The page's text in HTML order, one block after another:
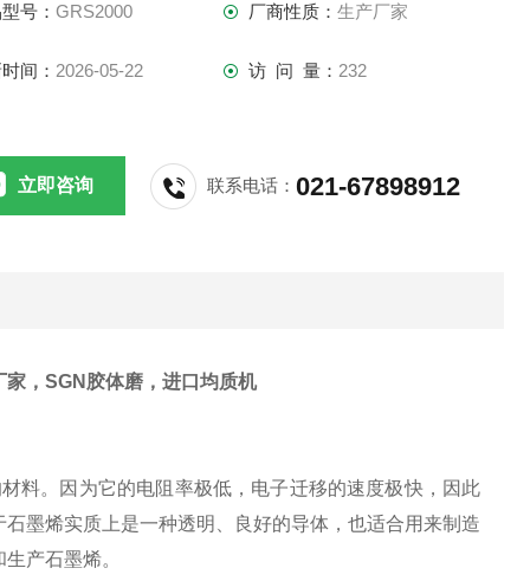
号：GRS2000 厂商性质： 生产厂家
间： 2026-05-22 访 问 量： 232
立即咨询 联系电话：021-67898912
家， SGN 胶体磨，进口 均质机
料。因为它的电阻率极低，电子迁移的速度极快，因此
墨烯实质上是一种透明、良好的导体，也适合用来制造
产石墨烯。